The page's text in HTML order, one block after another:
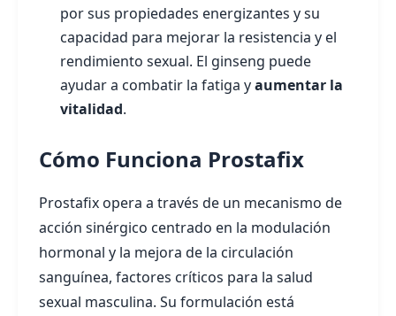
por sus propiedades energizantes y su
capacidad para mejorar la resistencia y el
rendimiento sexual. El ginseng puede
ayudar a combatir la fatiga yaumentar la
vitalidad.
Cómo Funciona Prostafix
Prostafix opera a través de un mecanismo de
acción sinérgico centrado en la modulación
hormonal y la mejora de la circulación
sanguínea, factores críticos para la salud
sexual masculina. Su formulación está